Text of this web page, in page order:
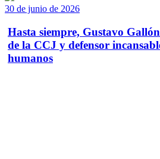
30 de junio de 2026
Hasta siempre, Gustavo
de la CCJ y defensor
humanos